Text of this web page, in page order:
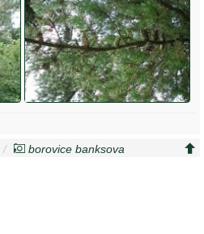
borovice banksova